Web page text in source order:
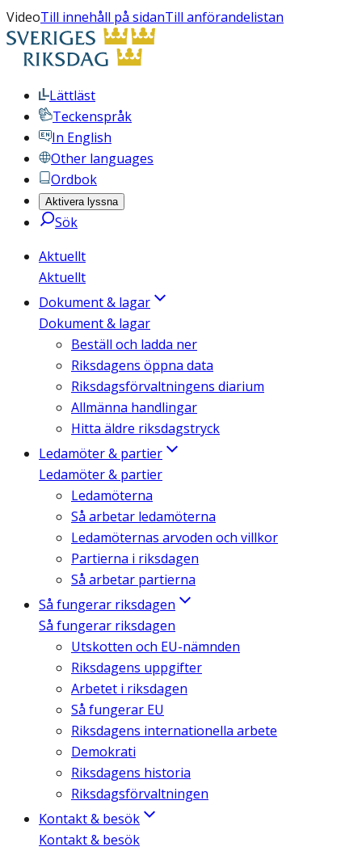
VideoTill innehåll på sidanTill anförandelistan
Lättläst
Teckenspråk
In English
Other languages
Ordbok
Aktivera lyssna
Sök
Aktuellt
Aktuellt
Dokument & lagar
Dokument & lagar
Beställ och ladda ner
Riksdagens öppna data
Riksdagsförvaltningens diarium
Allmänna handlingar
Hitta äldre riksdagstryck
Ledamöter & partier
Ledamöter & partier
Ledamöterna
Så arbetar ledamöterna
Ledamöternas arvoden och villkor
Partierna i riksdagen
Så arbetar partierna
Så fungerar riksdagen
Så fungerar riksdagen
Utskotten och EU-nämnden
Riksdagens uppgifter
Arbetet i riksdagen
Så fungerar EU
Riksdagens internationella arbete
Demokrati
Riksdagens historia
Riksdagsförvaltningen
Kontakt & besök
Kontakt & besök